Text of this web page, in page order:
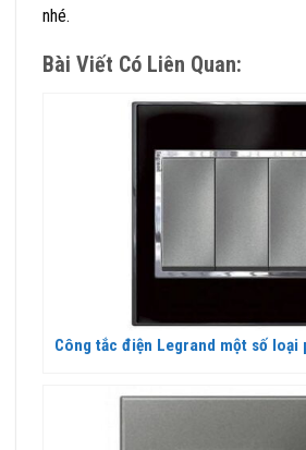
nhé.
Bài Viết Có Liên Quan:
Công tắc điện Legrand một số loại